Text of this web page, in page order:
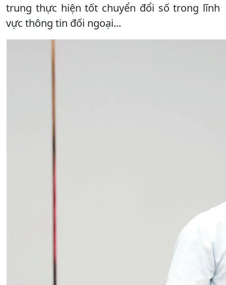
trung thực hiện tốt chuyển đổi số trong lĩnh
vực thông tin đối ngoại...